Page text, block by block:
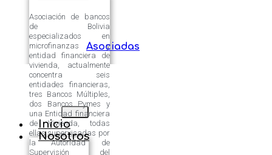
Asociación de bancos
de Bolivia
especializados en
microfinanzas y
entidad financiera de
vivienda, actualmente
concentra seis
entidades financieras,
tres Bancos Múltiples,
dos Bancos Pymes y
una Entidad financiera
de Vivienda, todas
ellas supervisadas por
la Autoridad de
Supervisión del
Asociadas
Inicio
Nosotros